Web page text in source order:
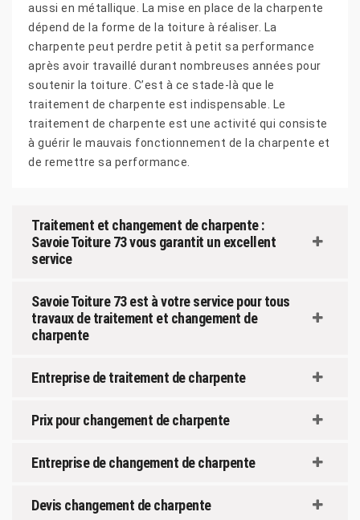
aussi en métallique. La mise en place de la charpente
dépend de la forme de la toiture à réaliser. La
charpente peut perdre petit à petit sa performance
après avoir travaillé durant nombreuses années pour
soutenir la toiture. C’est à ce stade-là que le
traitement de charpente est indispensable. Le
traitement de charpente est une activité qui consiste
à guérir le mauvais fonctionnement de la charpente et
de remettre sa performance.
Traitement et changement de charpente :
Savoie Toiture 73 vous garantit un excellent
service
Savoie Toiture 73 est à votre service pour tous
travaux de traitement et changement de
charpente
Entreprise de traitement de charpente
Prix pour changement de charpente
Entreprise de changement de charpente
Devis changement de charpente